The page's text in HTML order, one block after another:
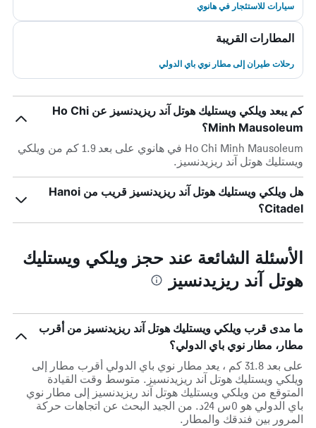
سيارات للاستئجار في هانوي
المطارات القريبة
رحلات طيران إلى مطار نوي باي الدولي
كم يبعد ويلكي ويستليك هوتل آند ريزيدنسيز عن Ho Chi
Minh Mausoleum؟
Ho Chi Minh Mausoleum في هانوي على بعد 1.9 كم من ويلكي
ويستليك هوتل آند ريزيدنسيز.
هل ويلكي ويستليك هوتل آند ريزيدنسيز قريب من Hanoi
Citadel؟
الأسئلة الشائعة عند حجز ويلكي ويستليك
هوتل آند ريزيدنسيز
ما مدى قرب ويلكي ويستليك هوتل آند ريزيدنسيز من أقرب
مطار، مطار نوي باي الدولي؟
على بعد 31.8 كم ، يعد مطار نوي باي الدولي أقرب مطار إلى
ويلكي ويستليك هوتل آند ريزيدنسيز. متوسط وقت القيادة
المتوقع من ويلكي ويستليك هوتل آند ريزيدنسيز إلى مطار نوي
باي الدولي هو 0س 24د. من الجيد البحث عن اتجاهات حركة
المرور بين فندقك والمطار.